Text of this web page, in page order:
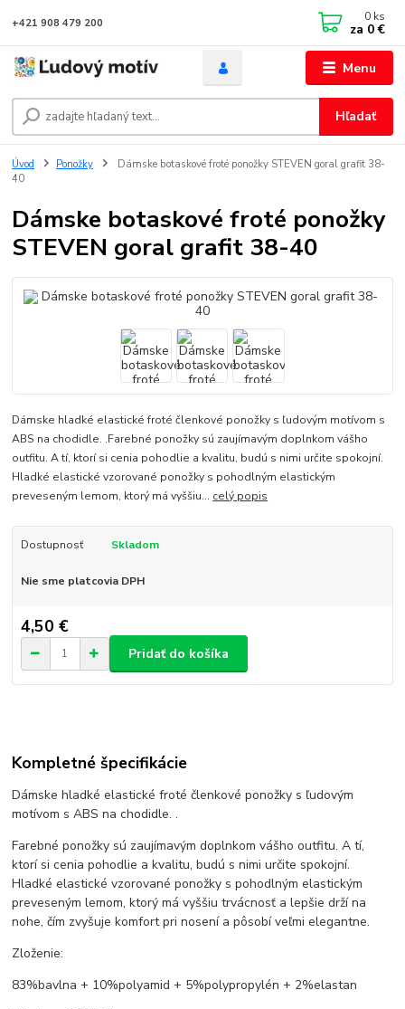
Menu
Hľadať
+421 908 479 200 0 ks
za 0 €
Úvod Ponožky
Dámske botaskové froté ponožky STEVEN goral grafit 38-
40
Dámske botaskové froté ponožky
STEVEN goral grafit 38-40
Dámske hladké elastické froté členkové ponožky s ľudovým motívom s
ABS na chodidle. .Farebné ponožky sú zaujímavým doplnkom vášho
outfitu. A tí, ktorí si cenia pohodlie a kvalitu, budú s nimi určite spokojní.
Hladké elastické vzorované ponožky s pohodlným elastickým
preveseným lemom, ktorý má vyššiu... celý popis
Dostupnosť Skladom
Nie sme platcovia DPH
4,50 €
Pridať do košíka
Kompletné špecifikácie
Dámske hladké elastické froté členkové ponožky s ľudovým
motívom s ABS na chodidle. .
Farebné ponožky sú zaujímavým doplnkom vášho outfitu. A tí,
ktorí si cenia pohodlie a kvalitu, budú s nimi určite spokojní.
Hladké elastické vzorované ponožky s pohodlným elastickým
preveseným lemom, ktorý má vyššiu trvácnosť a lepšie drží na
nohe, čím zvyšuje komfort pri nosení a pôsobí veľmi elegantne.
Zloženie:
83%bavlna + 10%polyamid + 5%polypropylén + 2%elastan